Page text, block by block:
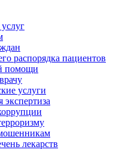
распорядка пациентов
помощи
услуги
лекарств